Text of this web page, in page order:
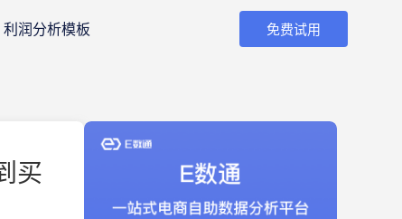
利润分析模板 免费试用
买